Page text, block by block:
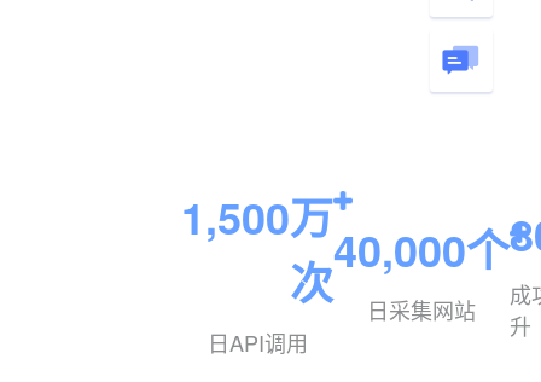
1,500万
次
日API调用
40,000个
日采集网站
成
升